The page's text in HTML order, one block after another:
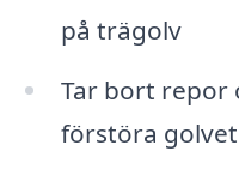
på trägolv
Tar bort repor
förstöra